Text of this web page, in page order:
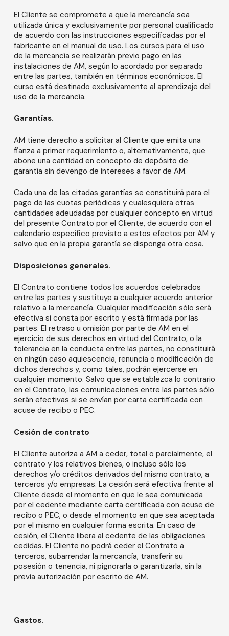
El Cliente se compromete a que la mercancía sea
utilizada única y exclusivamente por personal cualificado
de acuerdo con las instrucciones especificadas por el
fabricante en el manual de uso. Los cursos para el uso
de la mercancía se realizarán previo pago en las
instalaciones de AM, según lo acordado por separado
entre las partes, también en términos económicos. El
curso está destinado exclusivamente al aprendizaje del
uso de la mercancía.
Garantías.
AM tiene derecho a solicitar al Cliente que emita una
fianza a primer requerimiento o, alternativamente, que
abone una cantidad en concepto de depósito de
garantía sin devengo de intereses a favor de AM.
Cada una de las citadas garantías se constituirá para el
pago de las cuotas periódicas y cualesquiera otras
cantidades adeudadas por cualquier concepto en virtud
del presente Contrato por el Cliente, de acuerdo con el
calendario específico previsto a estos efectos por AM y
salvo que en la propia garantía se disponga otra cosa.
Disposiciones generales.
El Contrato contiene todos los acuerdos celebrados
entre las partes y sustituye a cualquier acuerdo anterior
relativo a la mercancía. Cualquier modificación sólo será
efectiva si consta por escrito y está firmada por las
partes. El retraso u omisión por parte de AM en el
ejercicio de sus derechos en virtud del Contrato, o la
tolerancia en la conducta entre las partes, no constituirá
en ningún caso aquiescencia, renuncia o modificación de
dichos derechos y, como tales, podrán ejercerse en
cualquier momento. Salvo que se establezca lo contrario
en el Contrato, las comunicaciones entre las partes sólo
serán efectivas si se envían por carta certificada con
acuse de recibo o PEC.
Cesión de contrato
El Cliente autoriza a AM a ceder, total o parcialmente, el
contrato y los relativos bienes, o incluso sólo los
derechos y/o créditos derivados del mismo contrato, a
terceros y/o empresas. La cesión será efectiva frente al
Cliente desde el momento en que le sea comunicada
por el cedente mediante carta certificada con acuse de
recibo o PEC, o desde el momento en que sea aceptada
por el mismo en cualquier forma escrita. En caso de
cesión, el Cliente libera al cedente de las obligaciones
cedidas. El Cliente no podrá ceder el Contrato a
terceros, subarrendar la mercancía, transferir su
posesión o tenencia, ni pignorarla o garantizarla, sin la
previa autorización por escrito de AM.
Gastos.